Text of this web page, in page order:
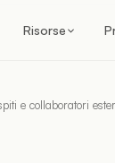
Risorse
e collaboratori